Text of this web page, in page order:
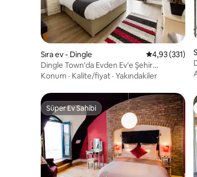
Sıra ev - Dingle 5 üzerinden
4,93 (331)
Dingle Town'da Evden Ev'e Şehir
merkezine 3 dakika yürüme
Konum · Kalite/fiyat · Yakındakiler
Süper Ev Sahibi
Süper Ev Sahibi